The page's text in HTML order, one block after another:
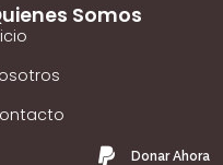
Somos
Donar Ahora